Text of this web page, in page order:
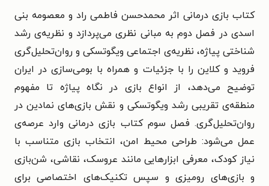
کتاب بازی درمانی اثر محمدحسن فاطمی‌ راد و معصومه بنی‌
اسدی در فصل دوم به مبانی نظری می‌پردازد و نظریه‌ی رشد
شناختی پیاژه، نظریه‌ی اجتماعی ویگوتسکی و روان‌تحلیل‌گری
فروید و کلاین را با جزئیات و همراه با بومی‌سازی در ایران
توضیح می‌دهد، از انواع بازی در نگاه پیاژه تا مفهوم
منطقه‌ی تقریبی رشد ویگوتسکی و نقش بازی‌های نمادین در
روان‌تحلیل‌گری. فصل سوم کتاب بازی درمانی وارد عرصه‌ی
عمل می‌شود: طراحی محیط امن، انتخاب بازی متناسب با
نیاز کودک، معرفی ابزارهایی مانند عروسک، نقاشی، شن‌بازی
و بازی‌های رومیزی و سپس تکنیک‌های اختصاصی برای